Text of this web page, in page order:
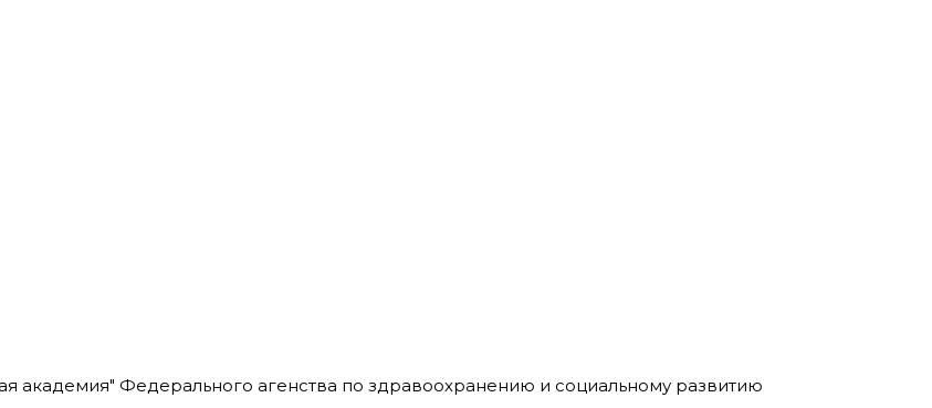
академия" Федерального агенства по здравоохранению и социальному развитию